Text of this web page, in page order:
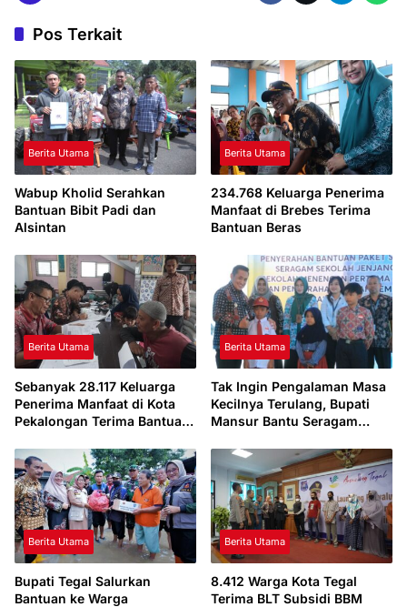
Pos Terkait
Berita Utama
Wabup Kholid Serahkan
Bantuan Bibit Padi dan
Alsintan
Berita Utama
234.768 Keluarga Penerima
Manfaat di Brebes Terima
Bantuan Beras
Berita Utama
Sebanyak 28.117 Keluarga
Penerima Manfaat di Kota
Pekalongan Terima Bantuan
Berita Utama
Tak Ingin Pengalaman Masa
Kecilnya Terulang, Bupati
Mansur Bantu Seragam
Mampu
Berita Utama
Bupati Tegal Salurkan
Bantuan ke Warga
Berita Utama
8.412 Warga Kota Tegal
Terima BLT Subsidi BBM